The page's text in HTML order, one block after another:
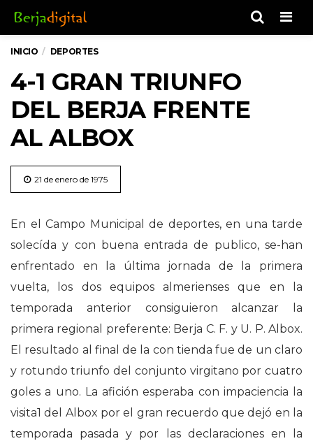
INICIO DEPORTES
4-1 GRAN TRIUNFO
DEL BERJA FRENTE
AL ALBOX
21 de enero de 1975
En el Campo Municipal de deportes, en una tarde
solecída y con buena entrada de publico, se-han
enfrentado en la última jornada de la primera
vuelta, los dos equipos almerienses que en la
temporada anterior consiguieron alcanzar la
primera regional preferente: Berja C. F. y U. P. Albox.
El resultado al final de la con tienda fue de un claro
y rotundo triunfo del conjunto virgitano por cuatro
goles a uno. La afición esperaba con impaciencia la
visita1 del Albox por el gran recuerdo que dejó en la
temporada pasada y por las declaraciones en la